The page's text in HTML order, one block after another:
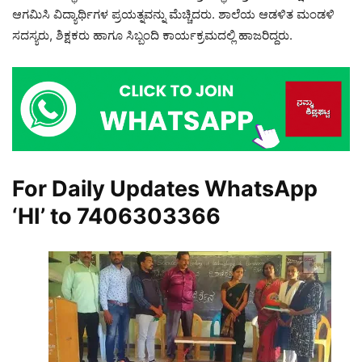
ಆಗಮಿಸಿ ವಿದ್ಯಾರ್ಥಿಗಳ ಪ್ರಯತ್ನವನ್ನು ಮೆಚ್ಚಿದರು. ಶಾಲೆಯ ಆಡಳಿತ ಮಂಡಳಿ
ಸದಸ್ಯರು, ಶಿಕ್ಷಕರು ಹಾಗೂ ಸಿಬ್ಬಂದಿ ಕಾರ್ಯಕ್ರಮದಲ್ಲಿ ಹಾಜರಿದ್ದರು.
For Daily Updates WhatsApp
‘HI’ to 7406303366